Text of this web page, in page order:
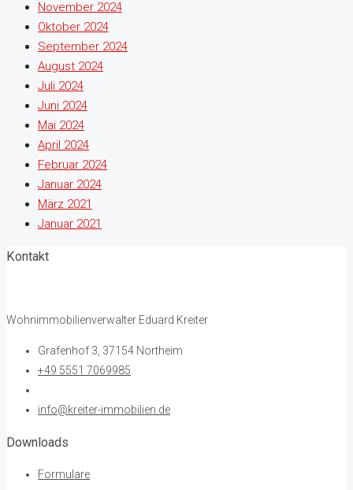
November 2024
Oktober 2024
September 2024
August 2024
Juli 2024
Juni 2024
Mai 2024
April 2024
Februar 2024
Januar 2024
März 2021
Januar 2021
Kontakt
Wohnimmobilienverwalter Eduard Kreiter
Grafenhof 3, 37154 Northeim
+49 5551 7069985
info@kreiter-immobilien.de
Downloads
Formulare